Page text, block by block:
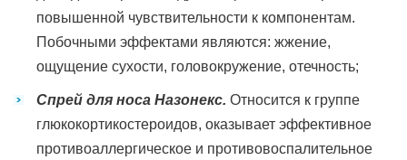
повышенной чувствительности к компонентам.
Побочными эффектами являются: жжение,
ощущение сухости, головокружение, отечность;
Спрей для носа Назонекс. Относится к группе
глюкокортикостероидов, оказывает эффективное
противоаллергическое и противовоспалительное